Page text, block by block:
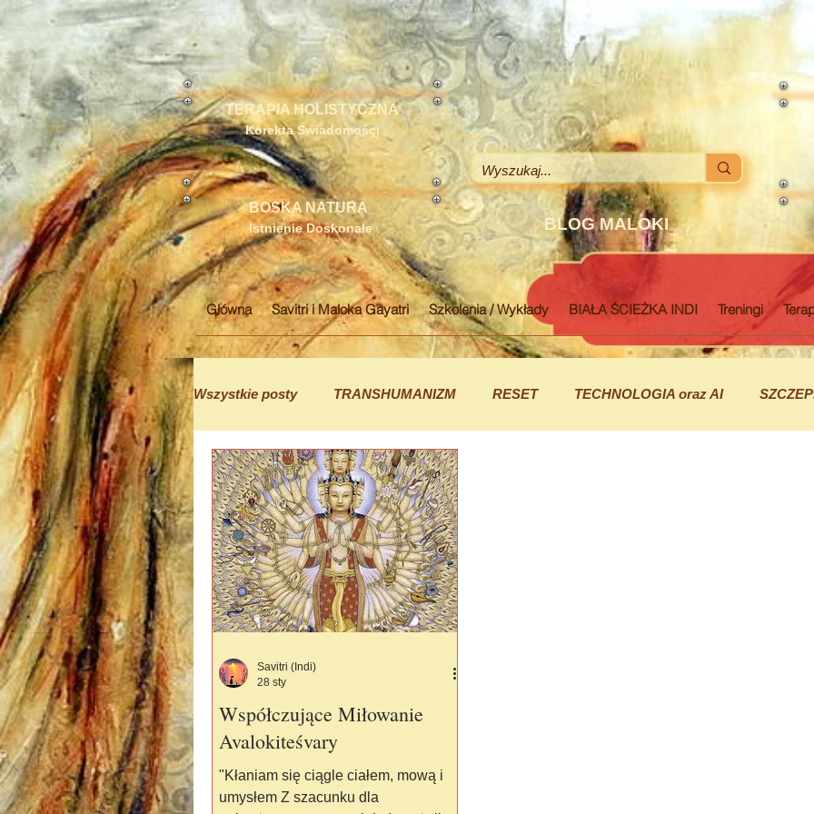
TERAPIA HOLISTYCZNA
Korekta Świadomości
BOSKA NATURA
Istnienie Doskonałe BLOG MALOKI
Główna Savitri i Maloka Gayatri Szkolenia / Wykłady BIAŁA ŚCIEŻKA INDI Treningi
Wszystkie posty TRANSHUMANIZM RESET TECHNOLOGIA oraz AI
TAJNE PROJEKTY UKRYWANA WIEDZA
EWOLUCJA DUCHOWA DUCHOWOŚĆ CIELESNA
PRZEKAZY SAVITRI-GAYATRI (Indi)
Współczujące Miłowanie
Avalokiteśvary
"Kłaniam się ciągle ciałem, mową i
umysłem Z szacunku dla
Savitri (Indi)
28 sty